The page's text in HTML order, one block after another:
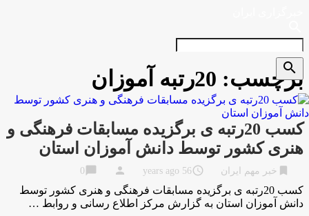
برچسب: 20رتبه آموزان
کسب 20رتبه ی برگزیده مسابقات فرهنگی و
هنری کشور توسط دانش آموزان استان
خبر مهم ایران access_time
56 years ago
person
chat_bubble
کسب 20رتبه ی برگزیده مسابقات فرهنگی و هنری کشور توسط
دانش آموزان استان به گزارش مركز اطلاع رسانی و روابط …
search